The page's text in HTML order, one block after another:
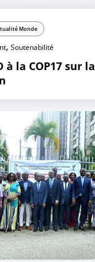
Monde
,Soutenabilité
à la COP17 sur la